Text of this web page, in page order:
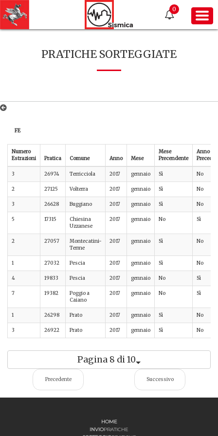
0
PRATICHE SORTEGGIATE
FE
Numero
Estrazioni
Pratica Comune Anno Mese
Mese
Precendente
Anno
3 26974 Terricciola 2017 gennaio Sì No
2 27125 Volterra 2017 gennaio Sì No
3 26628 Buggiano 2017 gennaio Sì No
5 17315
Chiesina
Uzzanese
2017 gennaio No Sì
2 27057
Montecatini-
Terme
2017 gennaio Sì No
1 27032 Pescia 2017 gennaio Sì No
4 19833 Pescia 2017 gennaio No Sì
7 19382
Poggio a
Caiano
2017 gennaio No Sì
1 26298 Prato 2017 gennaio Sì No
3 26922 Prato 2017 gennaio Sì No
Pagina 8 di 10
Precedente Successivo
HOME
INVIOPRATICHE